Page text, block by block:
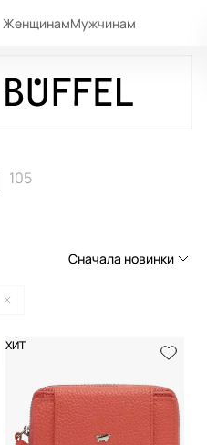
ЖенщинамМужчинам
105
Сначала новинки
По убыванию цены
По размеру скидки
ХИТ